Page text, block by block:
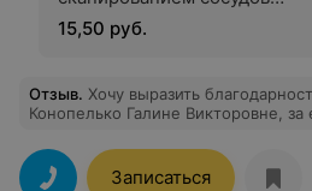
одного анатомического
региона
15,50 руб.
Отзыв. Хочу выразить
Конопелько Галине Викторовне, за
Записаться